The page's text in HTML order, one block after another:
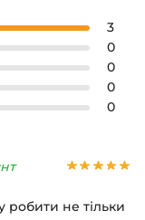
3
0
0
0
0
не тільки